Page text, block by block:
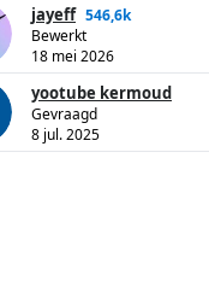
jayeff 546,6k
Bewerkt
18 mei 2026
yootube kermoud
Gevraagd
8 jul. 2025